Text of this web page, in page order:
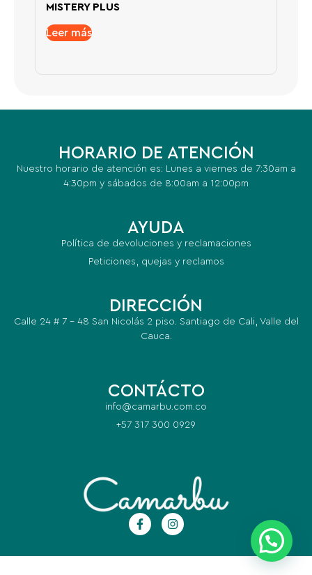
MISTERY PLUS
Leer más
HORARIO DE ATENCIÓN
Nuestro horario de atención es: Lunes a viernes de 7:30am a
4:30pm y sábados de 8:00am a 12:00pm
AYUDA
Política de devoluciones y reclamaciones
Peticiones, quejas y reclamos
DIRECCIÓN
Calle 24 # 7 – 48 San Nicolás 2 piso. Santiago de Cali, Valle del
Cauca.
CONTÁCTO
info@camarbu.com.co
+57 317 300 0929